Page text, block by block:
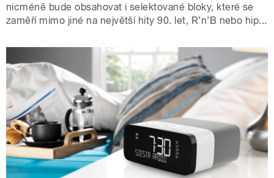
nicméně bude obsahovat i selektované bloky, které se
zaměří mimo jiné na největší hity 90. let, R’n’B nebo hip...